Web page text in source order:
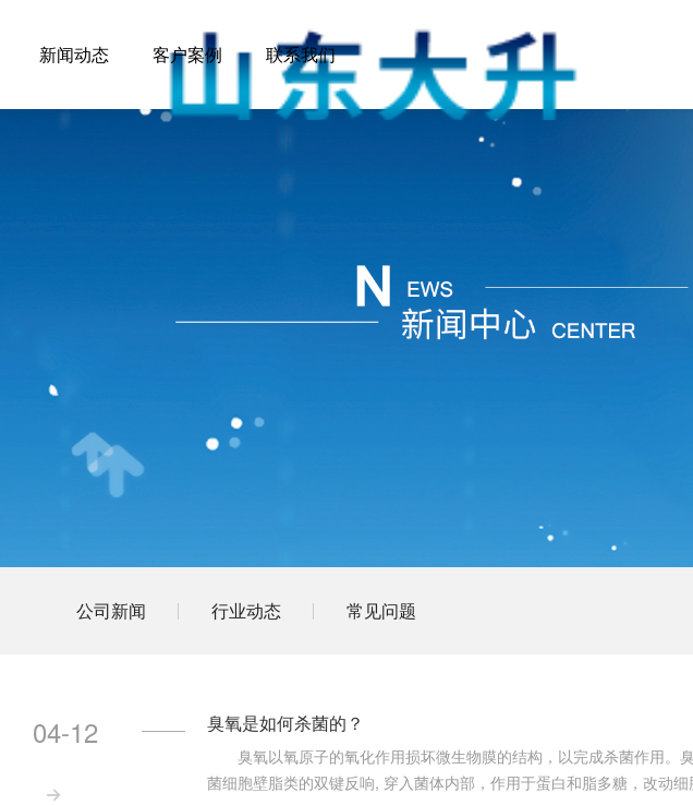
新闻动态 客户案例 联系我们
公司新闻 行业动态 常见问题
04-12

臭氧是如何杀菌的？
臭氧以氧原子的氧化作用损坏微生物膜的结构，以完成杀菌作用。
菌细胞壁脂类的双键反响, 穿入菌体内部，作用于蛋白和脂多糖，改动